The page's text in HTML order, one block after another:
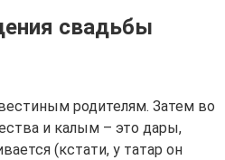
свадьбы
родителям. Затем во
и калым – это дары,
(кстати, у татар он